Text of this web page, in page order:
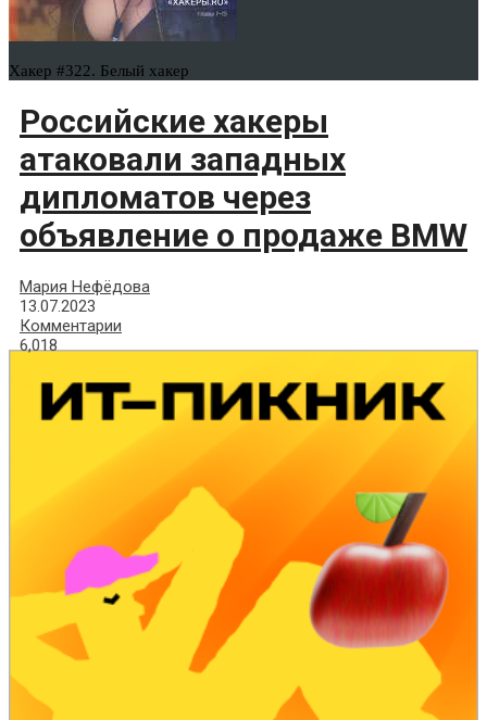
Хакер #322. Белый хакер
Российские хакеры
атаковали западных
дипломатов через
объявление о продаже BMW
Мария Нефёдова
13.07.2023
Комментарии
6,018